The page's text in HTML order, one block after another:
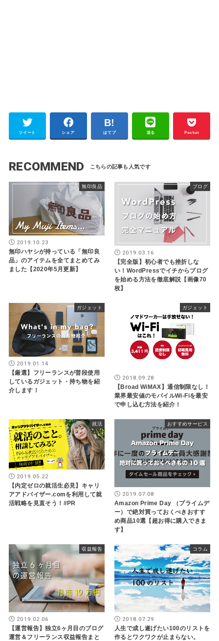
ツイート シェア はてブ 送る Pocket
RECOMMEND
無印良品
2019.10.23
無印ハヤシが持っている「無印良
品」のアイテムを全てまとめてみ
ました【2020年5月更新】
ブログ
2019.03.16
【完全版】初心者でも挫折しな
い！WordPressでイチからブログ
を始める方法を徹底解説【画像70
枚】
ガジェット
2019.01.14
【厳選】フリーランスが普段使用
しているガジェット・持ち物を紹
介します！
ガジェット
2018.09.28
【Broad WiMAX】通信制限なし！
業界最安値のモバイルWi-Fiを最安
で申し込む方法を紹介！
就活
2019.05.22
【内定ゼロの就活生必見】キャリ
アアドバイザー.comを利用して就
活戦略を見直そう！#PR
おすすめサービス
2019.07.08
Amazon Prime Day （プライムデ
ー）で絶対買っておくべきおすす
め商品10選【超お得に購入できま
す】
収益報告
2019.02.06
【運営報告】独立6ヶ月目のブログ
運営＆フリーランス収益報告まと
コラム
2018.07.29
人生で成し遂げたい100のリストを
作るとワクワクが止まらない。